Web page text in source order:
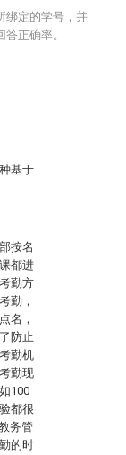
基于
按名
都进
勤方
勤，
名，
防止
勤机
勤现
100
都很
务管
的时
绑定的学号，并
正确率。